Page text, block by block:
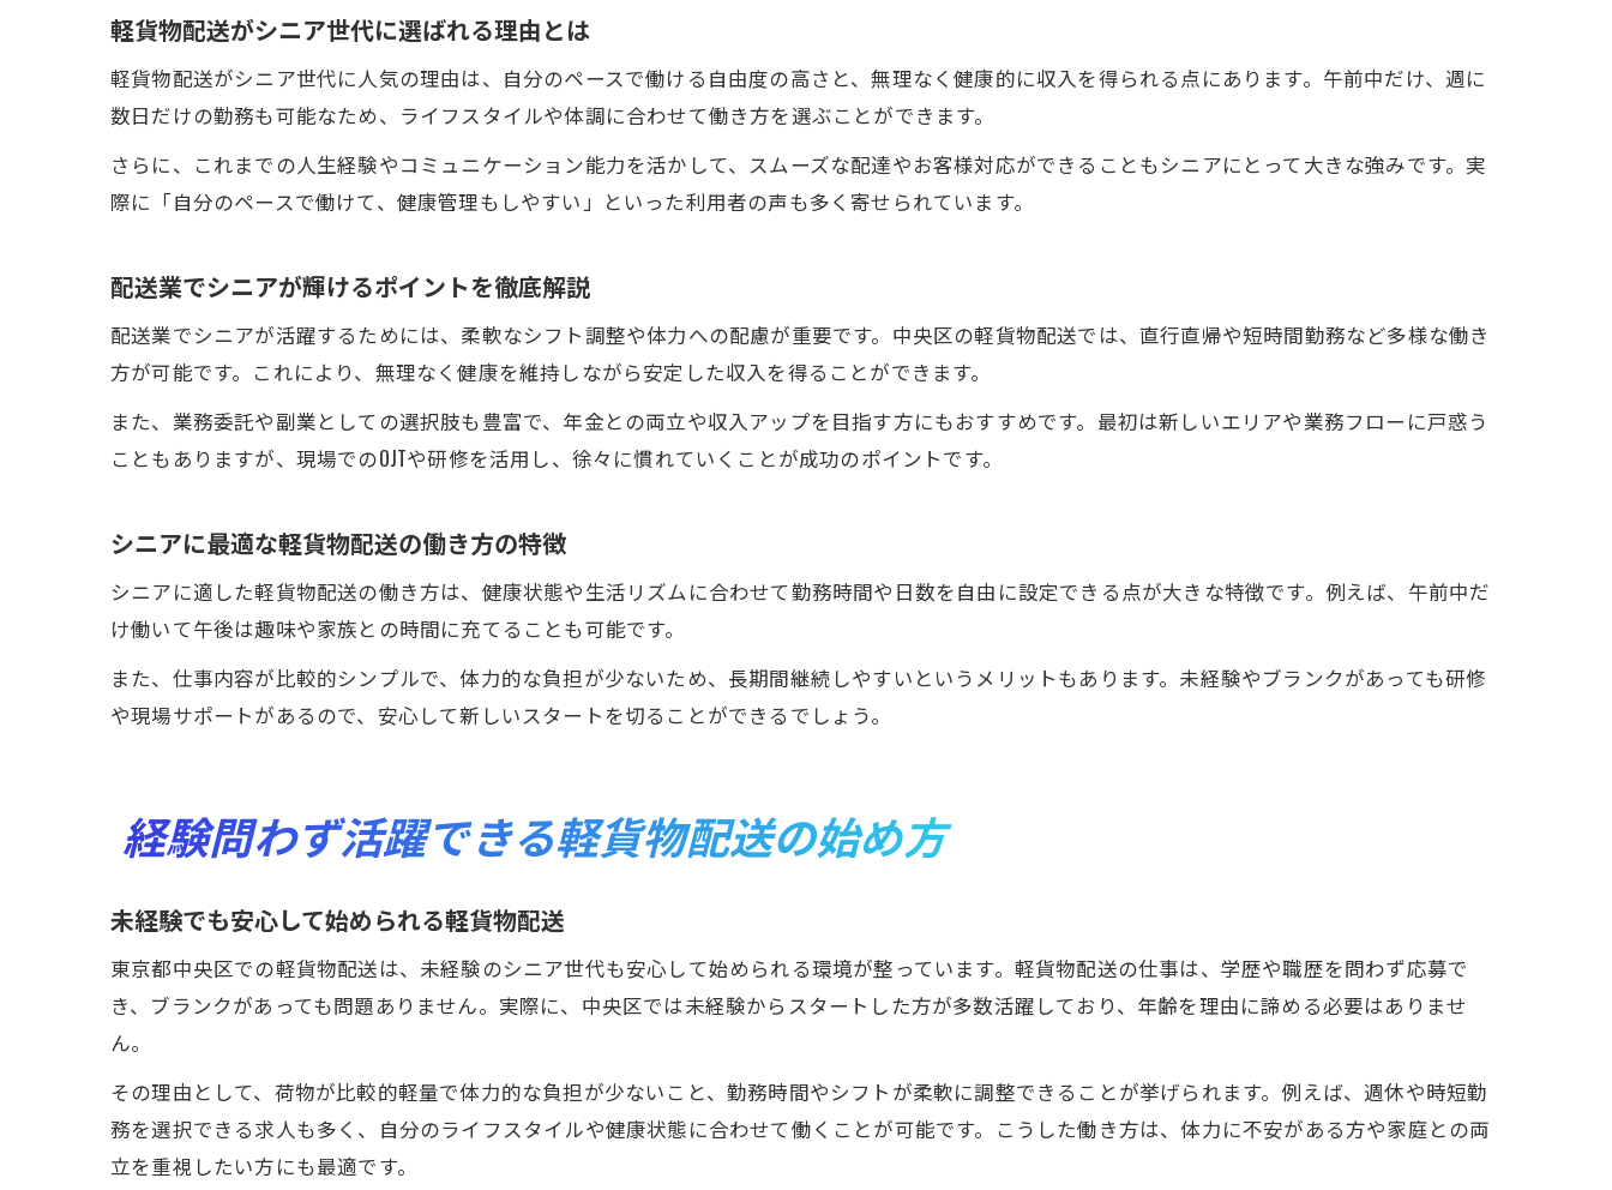
軽貨物配送で実現する生活と仕事の両立術
健康維持も収入も両立シニア向け配送ワーク
軽貨物配送で無理なく健康維持と収入確保
シニア世代の健康志向に合う働き方の工夫
シニアが長く続けられる配送仕事の魅力
未経験やブランクがあっても踏み出せる理由
未経験シニアも安心の軽貨物配送サポート
ブランクがあっても始めやすい配送の仕組み
研修が充実したシニア向け配送ワーク
軽貨物配送がシニア世代に選ばれる理由とは
軽貨物配送がシニア世代に人気の理由は、自分のペースで働ける自由度の高さと、無理なく健康的に収入を得られる点にあります。午前中だけ、週に
数日だけの勤務も可能なため、ライフスタイルや体調に合わせて働き方を選ぶことができます。
さらに、これまでの人生経験やコミュニケーション能力を活かして、スムーズな配達やお客様対応ができることもシニアにとって大きな強みです。実
際に「自分のペースで働けて、健康管理もしやすい」といった利用者の声も多く寄せられています。
配送業でシニアが輝けるポイントを徹底解説
配送業でシニアが活躍するためには、柔軟なシフト調整や体力への配慮が重要です。中央区の軽貨物配送では、直行直帰や短時間勤務など多様な働き
方が可能です。これにより、無理なく健康を維持しながら安定した収入を得ることができます。
また、業務委託や副業としての選択肢も豊富で、年金との両立や収入アップを目指す方にもおすすめです。最初は新しいエリアや業務フローに戸惑う
こともありますが、現場でのOJTや研修を活用し、徐々に慣れていくことが成功のポイントです。
シニアに最適な軽貨物配送の働き方の特徴
シニアに適した軽貨物配送の働き方は、健康状態や生活リズムに合わせて勤務時間や日数を自由に設定できる点が大きな特徴です。例えば、午前中だ
け働いて午後は趣味や家族との時間に充てることも可能です。
また、仕事内容が比較的シンプルで、体力的な負担が少ないため、長期間継続しやすいというメリットもあります。未経験やブランクがあっても研修
や現場サポートがあるので、安心して新しいスタートを切ることができるでしょう。
経験問わず活躍できる軽貨物配送の始め方
未経験でも安心して始められる軽貨物配送
東京都中央区での軽貨物配送は、未経験のシニア世代も安心して始められる環境が整っています。軽貨物配送の仕事は、学歴や職歴を問わず応募で
き、ブランクがあっても問題ありません。実際に、中央区では未経験からスタートした方が多数活躍しており、年齢を理由に諦める必要はありませ
ん。
その理由として、荷物が比較的軽量で体力的な負担が少ないこと、勤務時間やシフトが柔軟に調整できることが挙げられます。例えば、週休や時短勤
務を選択できる求人も多く、自分のライフスタイルや健康状態に合わせて働くことが可能です。こうした働き方は、体力に不安がある方や家庭との両
立を重視したい方にも最適です。